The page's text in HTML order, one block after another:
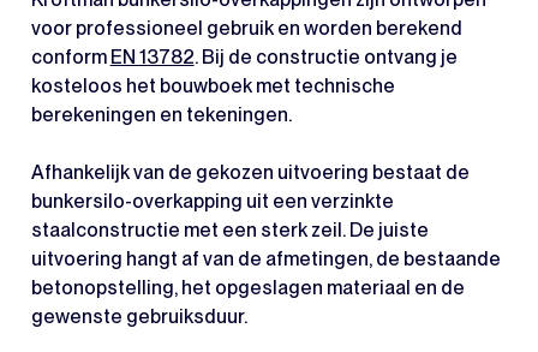
voor professioneel gebruik en worden berekend
conform EN 13782. Bij de constructie ontvang je
kosteloos het bouwboek met technische
berekeningen en tekeningen.
Afhankelijk van de gekozen uitvoering bestaat de
bunkersilo-overkapping uit een verzinkte
staalconstructie met een sterk zeil. De juiste
uitvoering hangt af van de afmetingen, de bestaande
betonopstelling, het opgeslagen materiaal en de
gewenste gebruiksduur.